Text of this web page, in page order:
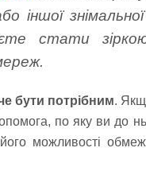
іншої
стати
бути потрібним.
по яку ви до
можливості